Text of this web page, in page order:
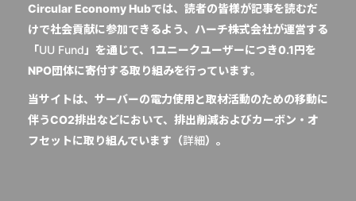
Circular Economy Hubでは、読者の皆様が記事を読むだ
けで社会貢献に参加できるよう、ハーチ株式会社が運営する
「UU Fund 」を通じて、1ユニークユーザーにつき0.1円を
NPO団体に寄付する取り組みを行っています。
当サイトは、サーバーの電力使用と取材活動のための移動に
伴うCO2排出などにおいて、排出削減およびカーボン・オ
フセットに取り組んでいます（詳細）。